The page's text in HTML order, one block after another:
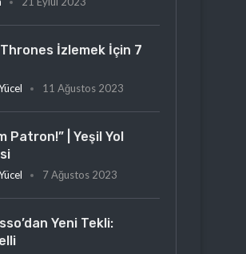
İzlemek İçin 7
11 Ağustos 2023
Patron!” | Yeşil Yol
7 Ağustos 2023
Yeni Tekli: